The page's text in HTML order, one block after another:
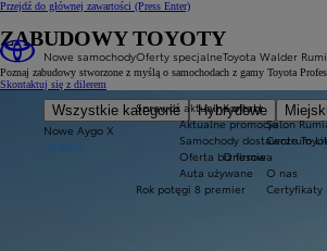
Przejdź do głównej zawartości (Press Enter)
Nowe samochody
Wszystkie kategorie Hybrydowe
Nowe Aygo X
HYBRID
Oferty specjalne
Sprawdź aktualne oferty
Aktualne promocje
Samochody dostawcze
Oferta biznesowa
Auta używane
Rok potęgi 8 premier
Toyota Walder
Kontakt
Salon
Centrum
O firmie
O nas
Certyfikaty
ZABUDOWY TOYOTY
Poznaj zabudowy stworzone z myślą o samochodach z gamy Toyota
Skontaktuj się z dilerem